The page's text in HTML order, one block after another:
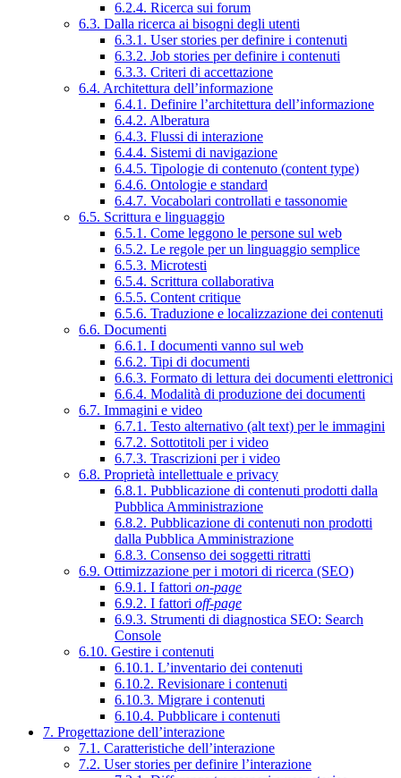
6.2.4. Ricerca sui forum
6.3. Dalla ricerca ai bisogni degli utenti
6.3.1. User stories per definire i contenuti
6.3.2. Job stories per definire i contenuti
6.3.3. Criteri di accettazione
6.4. Architettura dell’informazione
6.4.1. Definire l’architettura dell’informazione
6.4.2. Alberatura
6.4.3. Flussi di interazione
6.4.4. Sistemi di navigazione
6.4.5. Tipologie di contenuto (content type)
6.4.6. Ontologie e standard
6.4.7. Vocabolari controllati e tassonomie
6.5. Scrittura e linguaggio
6.5.1. Come leggono le persone sul web
6.5.2. Le regole per un linguaggio semplice
6.5.3. Microtesti
6.5.4. Scrittura collaborativa
6.5.5. Content critique
6.5.6. Traduzione e localizzazione dei contenuti
6.6. Documenti
6.6.1. I documenti vanno sul web
6.6.2. Tipi di documenti
6.6.3. Formato di lettura dei documenti elettronici
6.6.4. Modalità di produzione dei documenti
6.7. Immagini e video
6.7.1. Testo alternativo (alt text) per le immagini
6.7.2. Sottotitoli per i video
6.7.3. Trascrizioni per i video
6.8. Proprietà intellettuale e privacy
6.8.1. Pubblicazione di contenuti prodotti dalla
Pubblica Amministrazione
6.8.2. Pubblicazione di contenuti non prodotti
dalla Pubblica Amministrazione
6.8.3. Consenso dei soggetti ritratti
6.9. Ottimizzazione per i motori di ricerca (SEO)
6.9.1. I fattori on-page
6.9.2. I fattori off-page
6.9.3. Strumenti di diagnostica SEO: Search
Console
6.10. Gestire i contenuti
6.10.1. L’inventario dei contenuti
6.10.2. Revisionare i contenuti
6.10.3. Migrare i contenuti
6.10.4. Pubblicare i contenuti
7. Progettazione dell’interazione
7.1. Caratteristiche dell’interazione
7.2. User stories per definire l’interazione